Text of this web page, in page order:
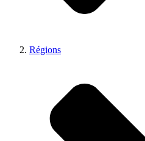
Régions